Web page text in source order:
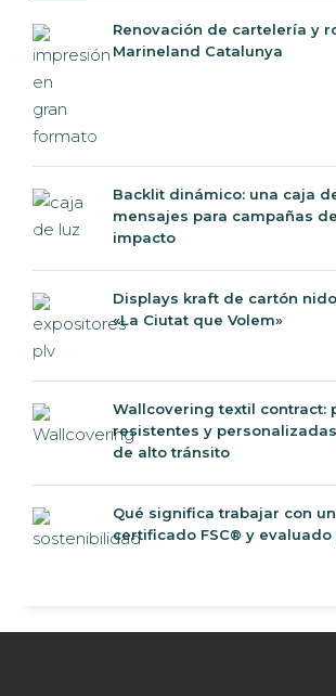
Renovación de cartelería y
Marineland Catalunya
Backlit dinámico: una caja
mensajes para campañas
impacto
Displays kraft de cartón
«La Ciutat que Volem»
Wallcovering textil contract:
resistentes y
de alto tránsito
Qué significa trabajar con
certificado FSC® y evaluado